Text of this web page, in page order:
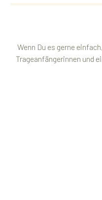
Wenn Du es gerne
Trageanfängerinnen und